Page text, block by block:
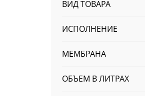
ВИД ТОВАРА
ИСПОЛНЕНИЕ
МЕМБРАНА
ОБЪЕМ В ЛИТРАХ